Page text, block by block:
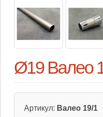
Ø19 Валео
Артикул: Валео 19/1